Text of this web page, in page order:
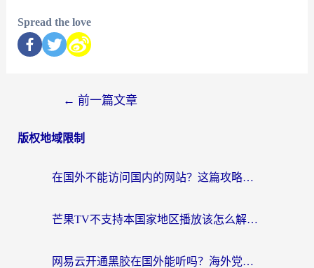
Spread the love
← 前一篇文章
版权地域限制
在国外不能访问国内的网站？这篇攻略帮你无缝连接家乡资源
芒果TV不支持本国家地区播放该怎么解决？海外党追剧看片的终极指南
网易云开通黑胶在国外能听吗？海外党亲测有效的回国听音乐方案